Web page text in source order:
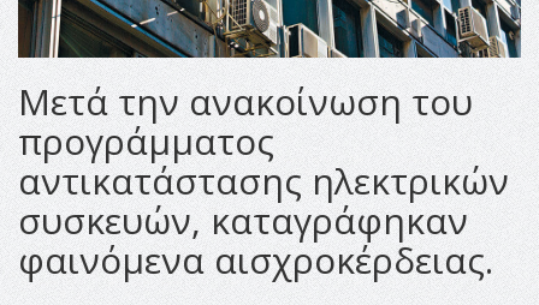
Μετά την ανακοίνωση του
προγράμματος
αντικατάστασης ηλεκτρικών
συσκευών, καταγράφηκαν
φαινόμενα αισχροκέρδειας.